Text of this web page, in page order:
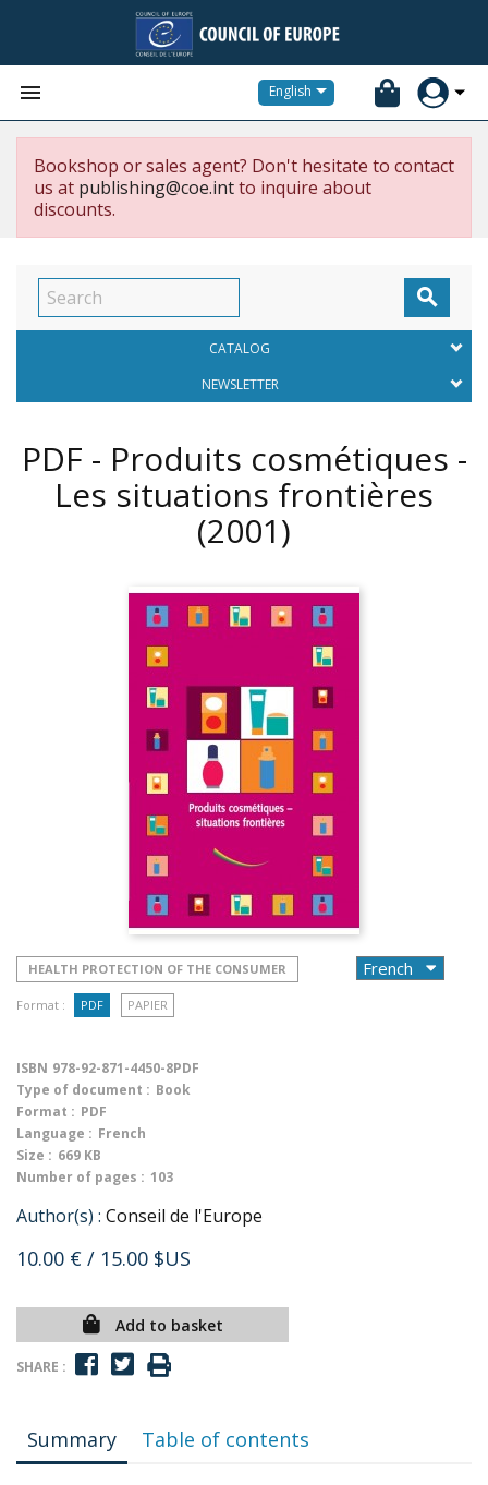
 English
Bookshop or sales agent? Don't hesitate to contact
us at publishing@coe.intto inquire about
discounts.

CATALOG
NEWSLETTER
PDF - Produits cosmétiques -
Les situations frontières
(2001)
HEALTH PROTECTION OF THE CONSUMER
Format : PDF PAPIER
ISBN 978-92-871-4450-8PDF
Type of document : Book
Format : PDF
Language : French
Size : 669 KB
Number of pages : 103
Author(s) : Conseil de l'Europe
10.00 € / 15.00 $US
Add to basket
SHARE :
Summary Table of contents